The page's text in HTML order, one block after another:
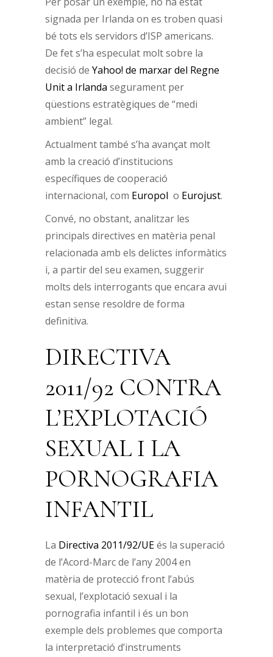
signada per Irlanda on es troben quasi
bé tots els servidors d’ISP americans.
De fet s’ha especulat molt sobre la
decisió de Yahoo! de marxar del Regne
Unit a Irlanda segurament per
qüestions estratègiques de “medi
ambient” legal.
Actualment també s’ha avançat molt
amb la creació d’institucions
específiques de cooperació
internacional, com Europol o Eurojust.
Convé, no obstant, analitzar les
principals directives en matèria penal
relacionada amb els delictes informàtics
i, a partir del seu examen, suggerir
molts dels interrogants que encara avui
estan sense resoldre de forma
definitiva.
DIRECTIVA
2011/92 CONTRA
L’EXPLOTACIÓ
SEXUAL I LA
PORNOGRAFIA
INFANTIL
La Directiva 2011/92/UEés la superació
de l’Acord-Marc de l’any 2004 en
matèria de protecció front l’abús
sexual, l’explotació sexual i la
pornografia infantil i és un bon
exemple dels problemes que comporta
la interpretació d’instruments